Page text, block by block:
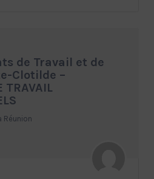
de Travail et de
Clotilde –
TRAVAIL
Réunion